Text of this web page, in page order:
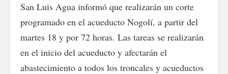
San Luis Agua informó que realizarán un corte
programado en el acueducto Nogolí, a partir del
martes 18 y por 72 horas. Las tareas se realizarán
en el inicio del acueducto y afectarán el
abastecimiento a todos los troncales y acueductos